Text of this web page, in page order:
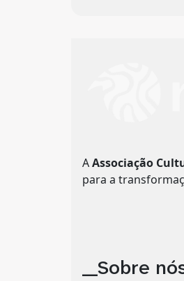
AAssociação
para a
__Sobre